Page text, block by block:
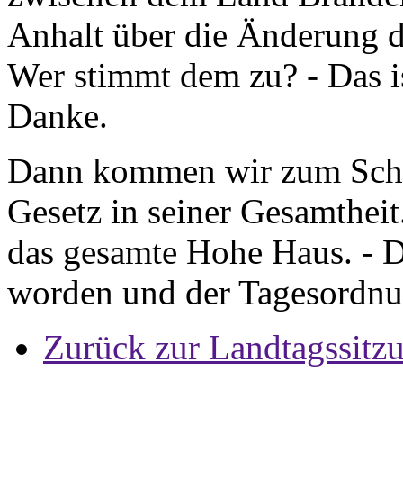
Anhalt über die Änderung
Wer stimmt dem zu? - Das
Danke.
Dann kommen wir zum
Gesetz in seiner
das gesamte Hohe Haus. -
worden und der
Zurück zur